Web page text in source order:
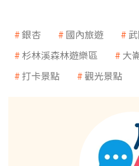
銀杏 國內旅遊
杉林溪森林遊樂區
大
打卡景點
觀光景點